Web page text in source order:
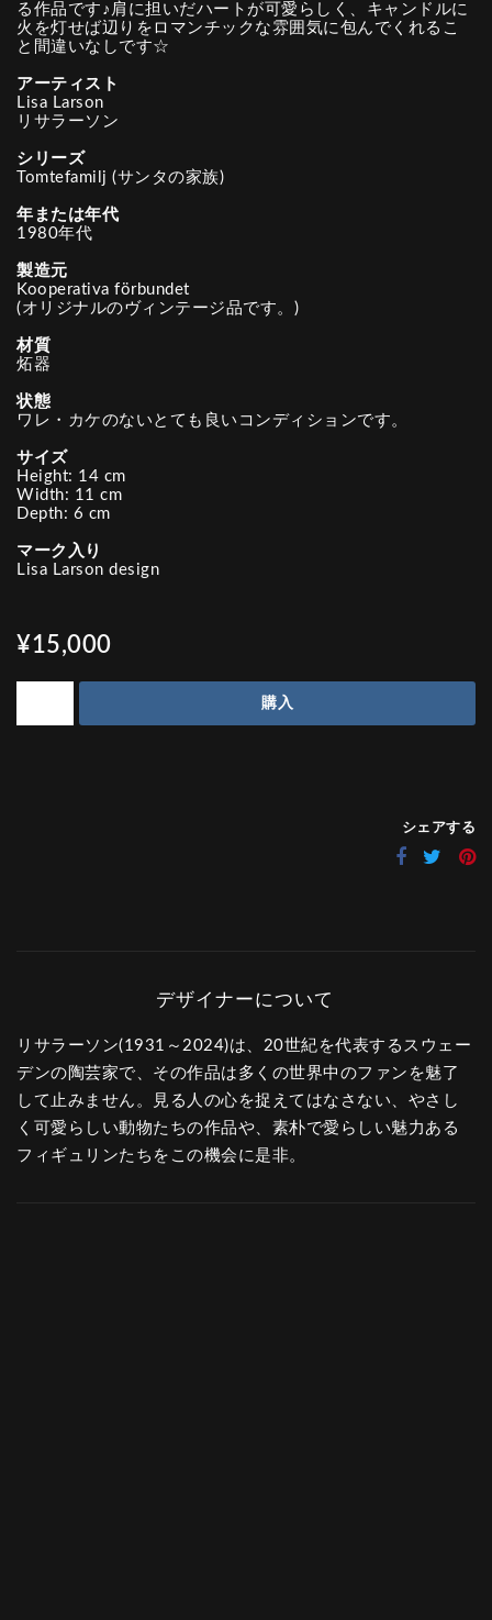
る作品です♪肩に担いだハートが可愛らしく、キャンドルに
火を灯せば辺りをロマンチックな雰囲気に包んでくれるこ
と間違いなしです☆
アーティスト
Lisa Larson
リサラーソン
シリーズ
Tomtefamilj (サンタの家族)
年または年代
1980年代
製造元
Kooperativa förbundet
(オリジナルのヴィンテージ品です。)
材質
炻器
状態
ワレ・カケのないとても良いコンディションです。
サイズ
Height: 14 cm
Width: 11 cm
Depth: 6 cm
マーク入り
Lisa Larson design
¥15,000
購入
シェアする
リサラーソン(1931～2024)は、20世紀を代表するスウェー
デンの陶芸家で、その作品は多くの世界中のファンを魅了
して止みません。見る人の心を捉えてはなさない、やさし
く可愛らしい動物たちの作品や、素朴で愛らしい魅力ある
フィギュリンたちをこの機会に是非。